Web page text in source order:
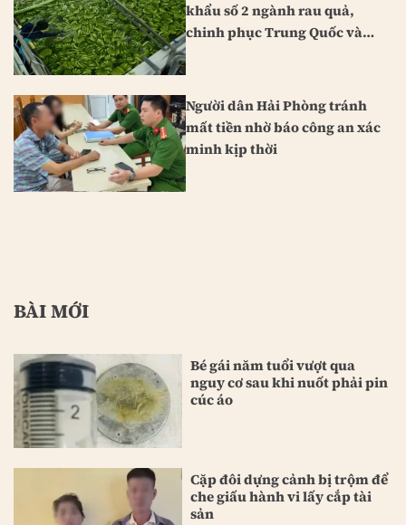
khẩu số 2 ngành rau quả,
chinh phục Trung Quốc và
Người dân Hải Phòng tránh
mất tiền nhờ báo công an xác
minh kịp thời
BÀI MỚI
Bé gái năm tuổi vượt qua
nguy cơ sau khi nuốt phải pin
cúc áo
Cặp đôi dựng cảnh bị trộm để
che giấu hành vi lấy cắp tài
sản